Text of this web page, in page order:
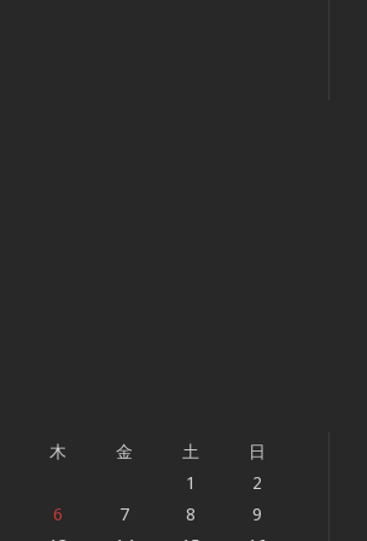
木 金 土
日
1
2
6 7 8
9